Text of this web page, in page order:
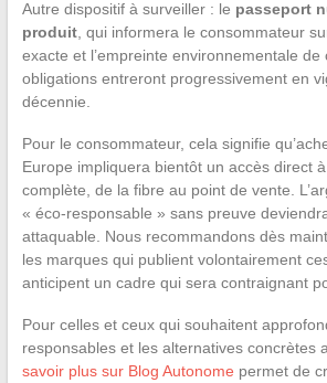
Autre dispositif à surveiller : le passeport
produit, qui informera le consommateur
exacte et l’empreinte environnementale
obligations entreront progressivement en
décennie.
Pour le consommateur, cela signifie
Europe impliquera bientôt un accès direct
complète, de la fibre au point de vente.
« éco-responsable » sans preuve
attaquable. Nous recommandons dès
les marques qui publient volontairement
anticipent un cadre qui sera contraignant
Pour celles et ceux qui souhaitent
responsables et les alternatives concrètes
savoir plus sur Blog Autonome permet de